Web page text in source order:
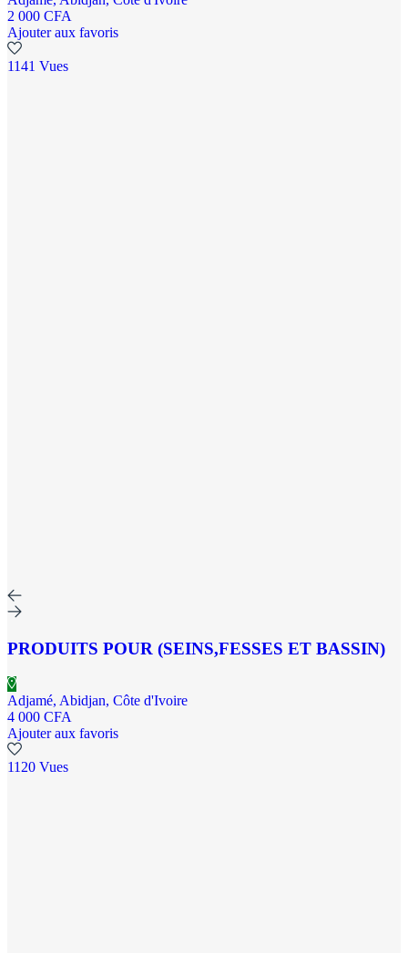
2 000 CFA
Ajouter aux favoris
1141 Vues
PRODUITS POUR (SEINS,FESSES ET BASSIN)
Adjamé, Abidjan, Côte d'Ivoire
4 000 CFA
Ajouter aux favoris
1120 Vues